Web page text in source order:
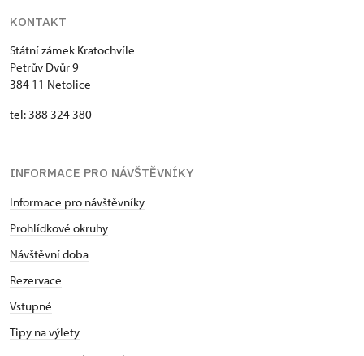
KONTAKT
Státní zámek Kratochvíle
Petrův Dvůr 9
384 11 Netolice
tel: 388 324 380
INFORMACE PRO NÁVŠTĚVNÍKY
Informace pro návštěvníky
Prohlídkové okruhy
Návštěvní doba
Rezervace
Vstupné
Tipy na výlety